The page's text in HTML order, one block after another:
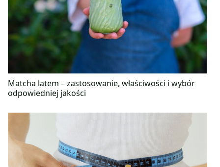
Matcha latem – zastosowanie, właściwości i wybór
odpowiedniej jakości